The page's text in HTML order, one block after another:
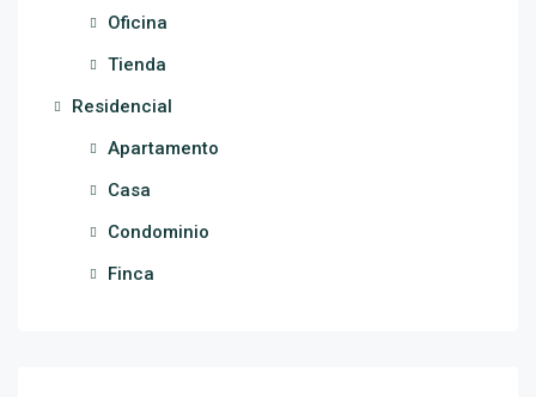
Oficina
Tienda
Residencial
Apartamento
Casa
Condominio
Finca